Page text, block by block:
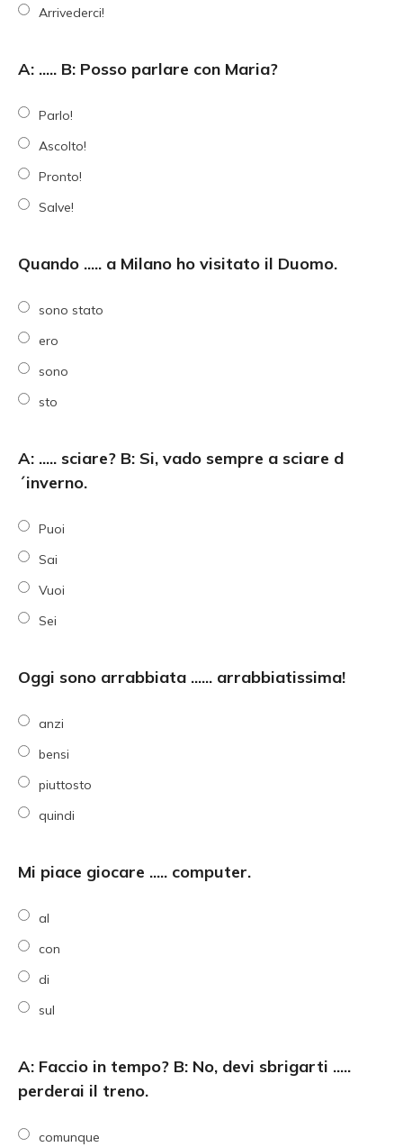
Arrivederci!
A: ..... B: Posso parlare con Maria?
Parlo!
Ascolto!
Pronto!
Salve!
Quando ..... a Milano ho visitato il Duomo.
sono stato
ero
sono
sto
A: ..... sciare? B: Si, vado sempre a sciare d
´inverno.
Puoi
Sai
Vuoi
Sei
Oggi sono arrabbiata ...... arrabbiatissima!
anzi
bensi
piuttosto
quindi
Mi piace giocare ..... computer.
al
con
di
sul
A: Faccio in tempo? B: No, devi sbrigarti .....
perderai il treno.
comunque